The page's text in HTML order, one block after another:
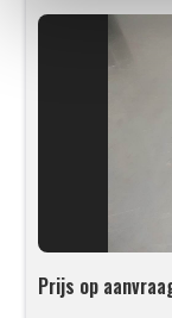
Prijs op